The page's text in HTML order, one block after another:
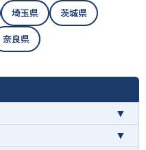
埼玉県
茨城県
奈良県
▼
▼